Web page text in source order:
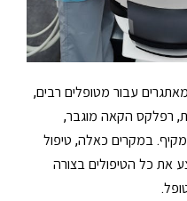
מאתגרים עבור מטופלים רבים,
רפלקס הקאה מוגבר,
מקיף. במקרים כאלה, טיפול
את כל הטיפולים בצורה